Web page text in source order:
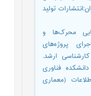
تولید
(۱۳۹۶). شناسایی محرک‌ها و
پروژه‌های
کارشناسی ارشد.
فناوری
(معماری